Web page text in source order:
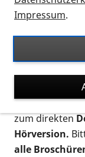
Auf dieser
Ort. Nutzen
nach Flyern
suchen. Die
postalischen
zum direkten
Hörversion.
alle
Impressum.